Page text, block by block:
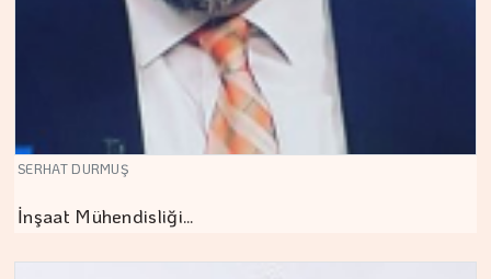
SERHAT DURMUŞ
İnşaat Mühendisliği…